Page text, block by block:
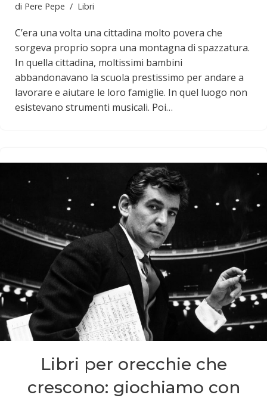
di Pere Pepe Libri
C’era una volta una cittadina molto povera che
sorgeva proprio sopra una montagna di spazzatura.
In quella cittadina, moltissimi bambini
abbandonavano la scuola prestissimo per andare a
lavorare e aiutare le loro famiglie. In quel luogo non
esistevano strumenti musicali. Poi…
Libri per orecchie che
crescono: giochiamo con